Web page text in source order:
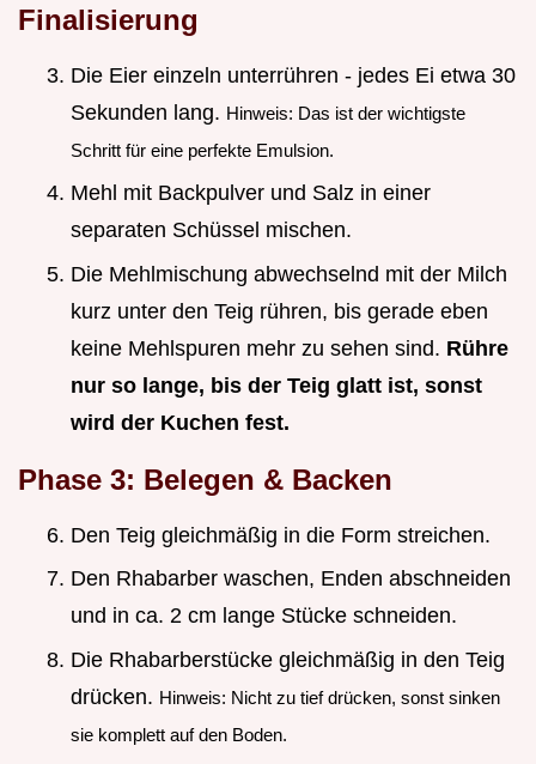
Finalisierung
Die Eier einzeln unterrühren - jedes Ei etwa 30
Sekunden lang. Hinweis: Das ist der wichtigste
Schritt für eine perfekte Emulsion.
Mehl mit Backpulver und Salz in einer
separaten Schüssel mischen.
Die Mehlmischung abwechselnd mit der Milch
kurz unter den Teig rühren, bis gerade eben
keine Mehlspuren mehr zu sehen sind. Rühre
nur so lange, bis der Teig glatt ist, sonst
wird der Kuchen fest.
Phase 3: Belegen & Backen
Den Teig gleichmäßig in die Form streichen.
Den Rhabarber waschen, Enden abschneiden
und in ca. 2 cm lange Stücke schneiden.
Die Rhabarberstücke gleichmäßig in den Teig
drücken. Hinweis: Nicht zu tief drücken, sonst sinken
sie komplett auf den Boden.